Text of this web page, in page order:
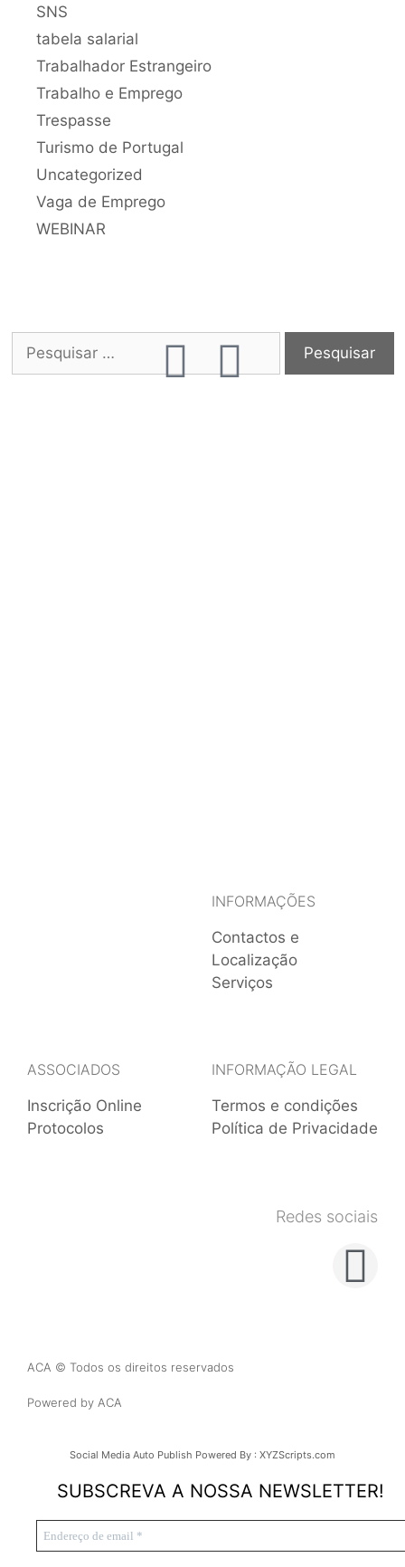
SNS
tabela salarial
Trabalhador Estrangeiro
Trabalho e Emprego
Trespasse
Turismo de Portugal
Uncategorized
Vaga de Emprego
WEBINAR
INFORMAÇÕES
Contactos e
Localização
Serviços
ASSOCIADOS
Inscrição Online
Protocolos
INFORMAÇÃO LEGAL
Termos e condições
Política de Privacidade
Redes sociais
ACA © Todos os direitos reservados
Powered by ACA
Social Media Auto Publish Powered By : XYZScripts.com
SUBSCREVA A NOSSA NEWSLETTER!